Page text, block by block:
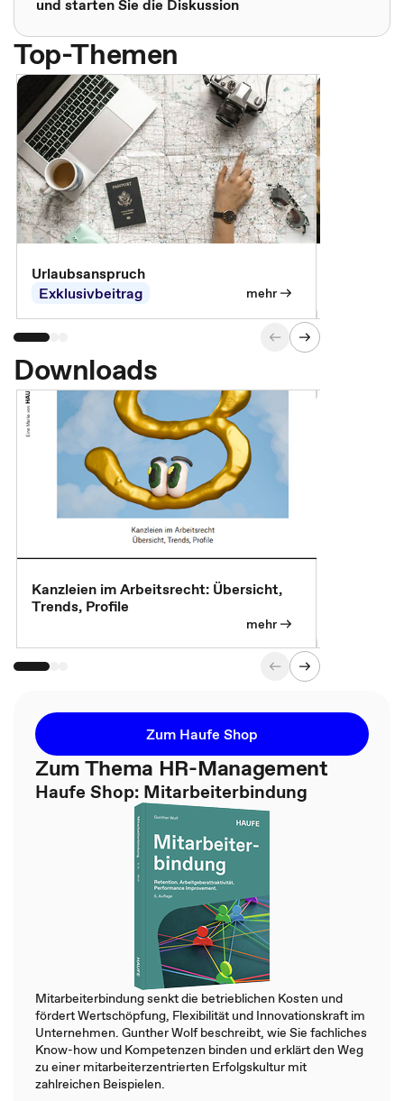
und starten Sie die Diskussion
Top-Themen
Urlaubsanspruch
Exklusivbeitrag
mehr
Downloads
Kanzleien im Arbeitsrecht: Übersicht,
Trends, Profile
mehr
Zum Haufe Shop
Zum Thema HR-Management
Haufe Shop: Mitarbeiterbindung
Mitarbeiterbindung senkt die betrieblichen Kosten und
fördert Wertschöpfung, Flexibilität und Innovationskraft im
Unternehmen. Gunther Wolf beschreibt, wie Sie fachliches
Know-how und Kompetenzen binden und erklärt den Weg
zu einer mitarbeiterzentrierten Erfolgskultur mit
zahlreichen Beispielen.